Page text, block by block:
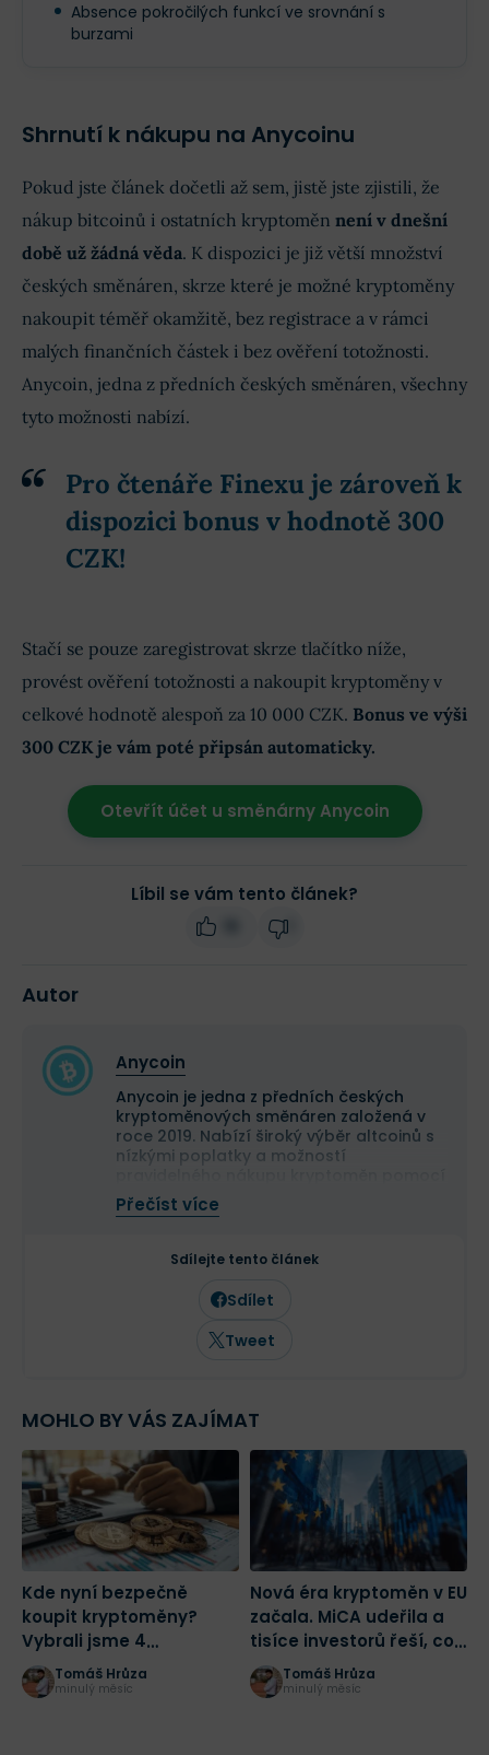
Absence pokročilých funkcí ve srovnání s
burzami
Shrnutí k nákupu na Anycoinu
Pokud jste článek dočetli až sem, jistě jste zjistili, že
nákup bitcoinů i ostatních kryptoměn není v dnešní
době už žádná věda. K dispozici je již větší množství
českých směnáren, skrze které je možné kryptoměny
nakoupit téměř okamžitě, bez registrace a v rámci
malých finančních částek i bez ověření totožnosti.
Anycoin, jedna z předních českých směnáren, všechny
tyto možnosti nabízí.
Pro čtenáře Finexu je zároveň k
dispozici bonus v hodnotě 300
CZK!
Stačí se pouze zaregistrovat skrze tlačítko níže,
provést ověření totožnosti a nakoupit kryptoměny v
celkové hodnotě alespoň za 10 000 CZK. Bonus ve výši
300 CZK je vám poté připsán automaticky.
Otevřít účet u směnárny Anycoin
Líbil se vám tento článek?
1
Autor
Anycoin
Anycoin je jedna z předních českých
kryptoměnových směnáren založená v
roce 2019. Nabízí široký výběr altcoinů s
nízkými poplatky a možností
strategie DCA. Klienti mohou provádět
transakce z českých bankovních účtů a
korunách.
Přečíst více
Sdílejte tento článek
Sdílet
Tweet
MOHLO BY VÁS ZAJÍMAT
Kde nyní bezpečně
koupit kryptoměny?
Vybrali jsme 4
platformy, kterým
můžete věřit
Tomáš Hrůza
minulý měsíc
Nová éra kryptoměn v EU
začala. MiCA udeřila a
tisíce investorů řeší, co
bude s jejich kryptem
Tomáš Hrůza
minulý měsíc